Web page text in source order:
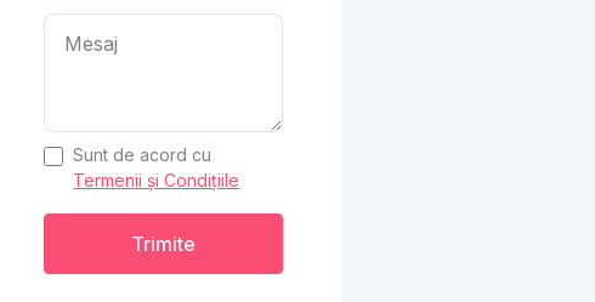
Sunt de acord cu
Termenii și Condițiile
Trimite